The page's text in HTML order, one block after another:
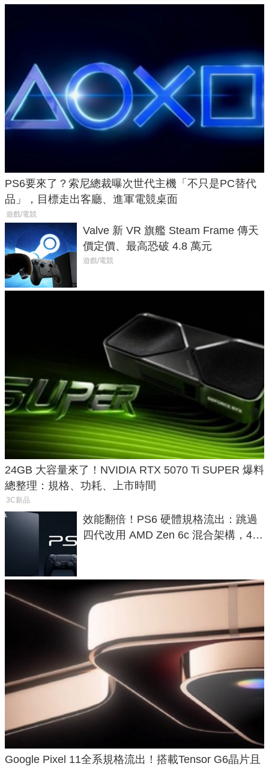
PS6要來了？索尼總裁曝次世代主機「不只是PC替代
品」，目標走出客廳、進軍電競桌面
遊戲/電競
Valve 新 VR 旗艦 Steam Frame 傳天
價定價、最高恐破 4.8 萬元
遊戲/電競
24GB 大容量來了！NVIDIA RTX 5070 Ti SUPER 爆料
總整理：規格、功耗、上市時間
3C新品
效能翻倍！PS6 硬體規格流出：跳過
四代改用 AMD Zen 6c 混合架構，4K
Google Pixel 11全系規格流出！搭載Tensor G6晶片且